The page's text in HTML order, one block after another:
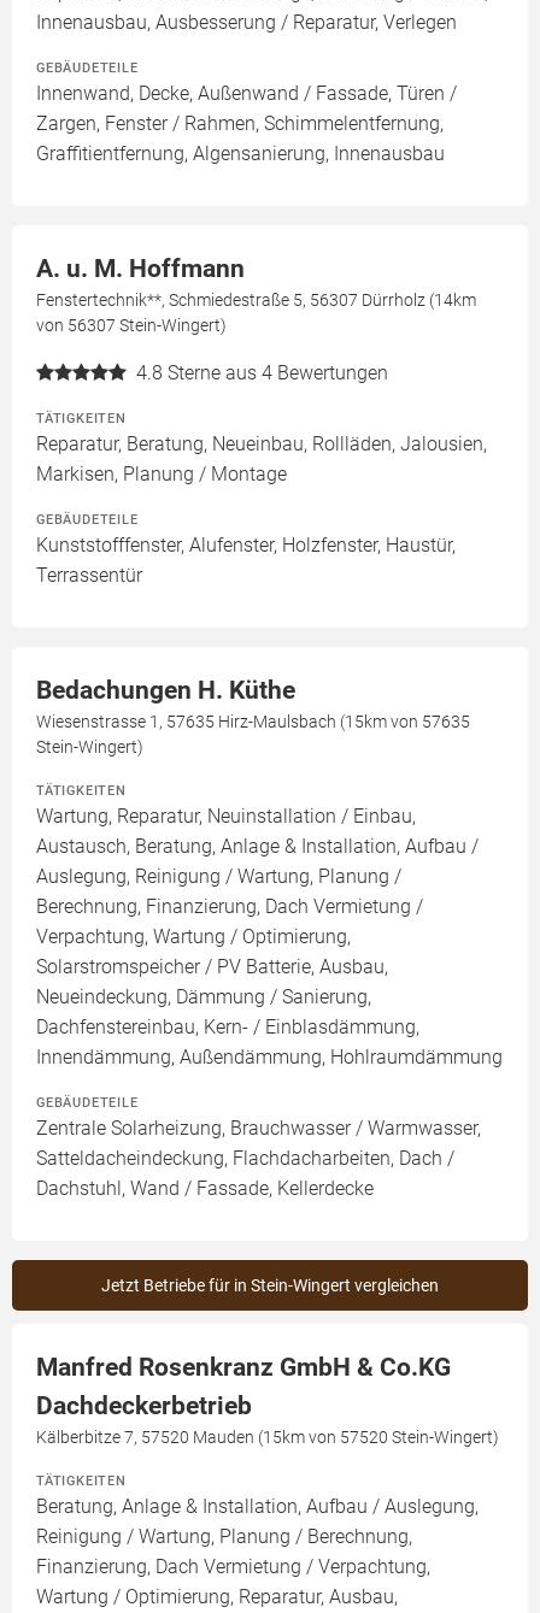
Innenausbau, Ausbesserung / Reparatur, Verlegen
GEBÄUDETEILE
Innenwand, Decke, Außenwand / Fassade, Türen /
Zargen, Fenster / Rahmen, Schimmelentfernung,
Graffitientfernung, Algensanierung, Innenausbau
A. u. M. Hoffmann
Fenstertechnik**, Schmiedestraße 5, 56307 Dürrholz (14km
von 56307 Stein-Wingert)
4.8 Sterne aus 4 Bewertungen
TÄTIGKEITEN
Reparatur, Beratung, Neueinbau, Rollläden, Jalousien,
Markisen, Planung / Montage
GEBÄUDETEILE
Kunststofffenster, Alufenster, Holzfenster, Haustür,
Terrassentür
Bedachungen H. Küthe
Wiesenstrasse 1, 57635 Hirz-Maulsbach (15km von 57635
Stein-Wingert)
TÄTIGKEITEN
Wartung, Reparatur, Neuinstallation / Einbau,
Austausch, Beratung, Anlage & Installation, Aufbau /
Auslegung, Reinigung / Wartung, Planung /
Berechnung, Finanzierung, Dach Vermietung /
Verpachtung, Wartung / Optimierung,
Solarstromspeicher / PV Batterie, Ausbau,
Neueindeckung, Dämmung / Sanierung,
Dachfenstereinbau, Kern- / Einblasdämmung,
Innendämmung, Außendämmung, Hohlraumdämmung
GEBÄUDETEILE
Zentrale Solarheizung, Brauchwasser / Warmwasser,
Satteldacheindeckung, Flachdacharbeiten, Dach /
Dachstuhl, Wand / Fassade, Kellerdecke
Jetzt Betriebe für in Stein-Wingert vergleichen
Manfred Rosenkranz GmbH & Co.KG
Dachdeckerbetrieb
Kälberbitze 7, 57520 Mauden (15km von 57520 Stein-Wingert)
TÄTIGKEITEN
Beratung, Anlage & Installation, Aufbau / Auslegung,
Reinigung / Wartung, Planung / Berechnung,
Finanzierung, Dach Vermietung / Verpachtung,
Wartung / Optimierung, Reparatur, Ausbau,